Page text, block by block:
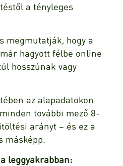
a tényleges
megmutatják, hogy a
hagyott félbe online
hosszúnak vagy
az alapadatokon
további mező 8-
arányt – és ez a
másképp.
leggyakrabban: